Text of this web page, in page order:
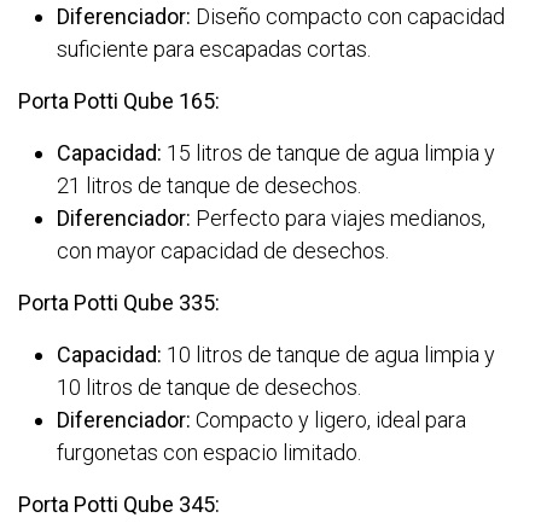
Diferenciador: Diseño compacto con capacidad
suficiente para escapadas cortas.
Porta Potti Qube 165:
Capacidad: 15 litros de tanque de agua limpia y
21 litros de tanque de desechos.
Diferenciador: Perfecto para viajes medianos,
con mayor capacidad de desechos.
Porta Potti Qube 335:
Capacidad: 10 litros de tanque de agua limpia y
10 litros de tanque de desechos.
Diferenciador: Compacto y ligero, ideal para
furgonetas con espacio limitado.
Porta Potti Qube 345: